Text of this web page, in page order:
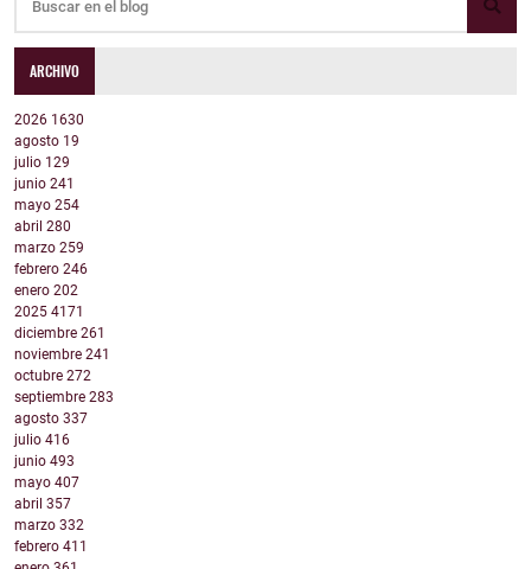
ARCHIVO
2026 1630
agosto 19
julio 129
junio 241
mayo 254
abril 280
marzo 259
febrero 246
enero 202
2025 4171
diciembre 261
noviembre 241
octubre 272
septiembre 283
agosto 337
julio 416
junio 493
mayo 407
abril 357
marzo 332
febrero 411